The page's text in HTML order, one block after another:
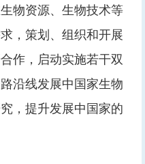
物资源、生物技术等
，策划、组织和开展
作，启动实施若干双
沿线发展中国家生物
，提升发展中国家的